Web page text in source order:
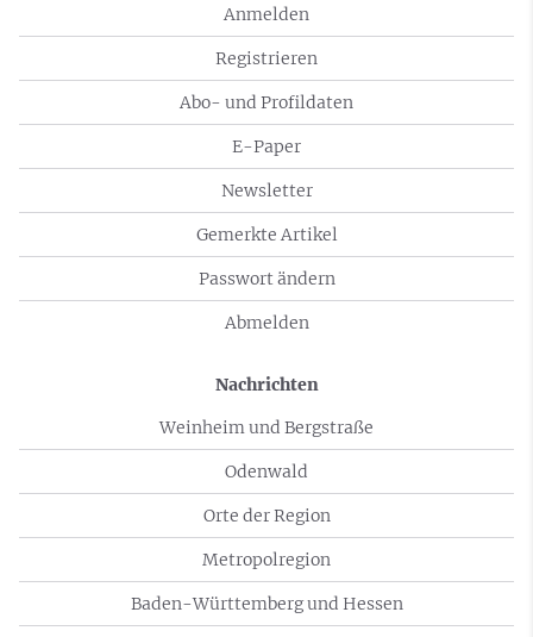
Anmelden
Registrieren
Abo- und Profildaten
E-Paper
Newsletter
Gemerkte Artikel
Passwort ändern
Abmelden
Nachrichten
Weinheim und Bergstraße
Odenwald
Orte der Region
Metropolregion
Baden-Württemberg und Hessen